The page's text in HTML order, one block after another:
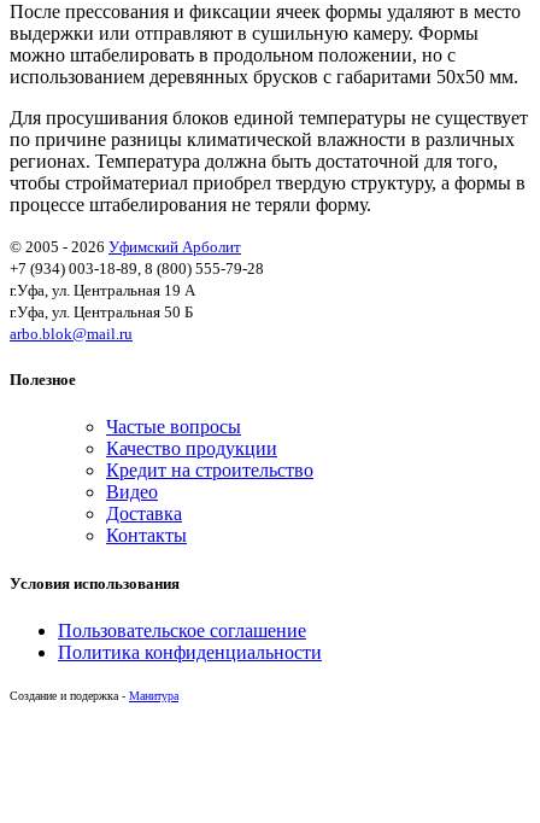
После прессования и фиксации ячеек формы удаляют в место
выдержки или отправляют в сушильную камеру. Формы
можно штабелировать в продольном положении, но с
использованием деревянных брусков с габаритами 50х50 мм.
Для просушивания блоков единой температуры не существует
по причине разницы климатической влажности в различных
регионах. Температура должна быть достаточной для того,
чтобы стройматериал приобрел твердую структуру, а формы в
процессе штабелирования не теряли форму.
© 2005 - 2026 Уфимский Арболит
+7 (934) 003-18-89, 8 (800) 555-79-28
г.Уфа, ул. Центральная 19 А
г.Уфа, ул. Центральная 50 Б
arbo.blok@mail.ru
Полезное
Частые вопросы
Качество продукции
Кредит на строительство
Видео
Доставка
Контакты
Условия использования
Пользовательское соглашение
Политика конфиденциальности
Создание и подержка - Манитура